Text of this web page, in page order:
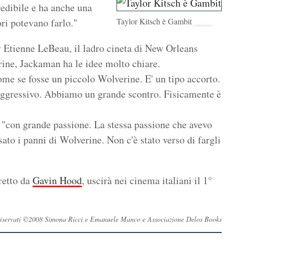
Taylor Kitsch è Gambit
e ha anche una
potevano farlo."
LeBeau, il ladro cineta di New Orleans
Jackaman ha le idee molto chiare.
se fosse un piccolo Wolverine. E' un tipo accorto.
Abbiamo un grande scontro. Fisicamente è
grande passione. La stessa passione che avevo
i panni di Wolverine. Non c'è stato verso di fargli
daGavin Hood, uscirà nei cinema italiani il 1°
©2008 Simona Ricci e Emanuele Manco e Associazione Delos Books